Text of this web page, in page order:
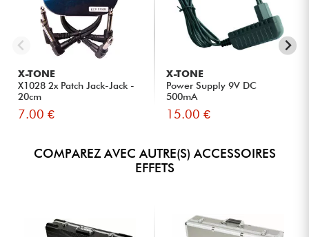
X-TONE
X1028 2x Patch Jack-Jack -
20cm
7.00 €
X-TONE
Power Supply 9V DC
500mA
15.00 €
COMPAREZ AVEC AUTRE(S) ACCESSOIRES
EFFETS